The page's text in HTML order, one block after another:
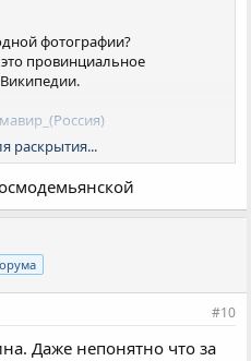
фотографии?
провинциальное
рынок – не предлагать.
раскрытия...
#10
Даже непонятно что за